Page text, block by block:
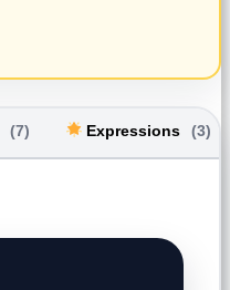
(7) Expressions (3)